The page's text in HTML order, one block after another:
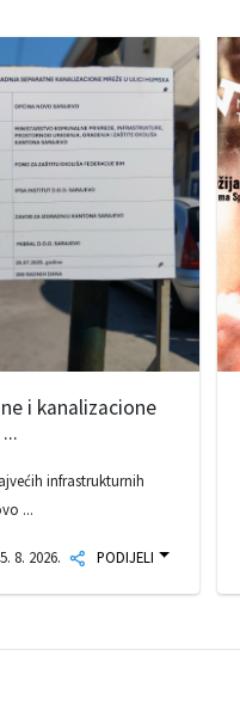
i kanalizacione
infrastrukturnih
...
8. 2026. PODIJELI